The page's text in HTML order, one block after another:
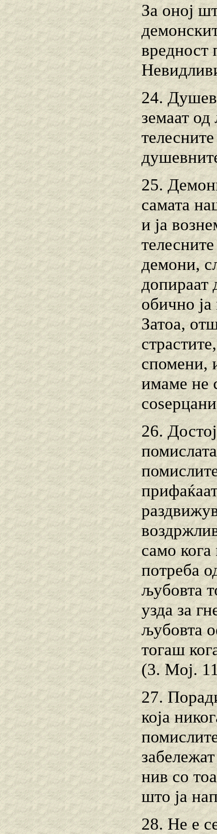
За оној
вредност
24.
земаат
25.
самата
и ја
демони,
допираат
обично
Затоа,
спомени,
имаме не
26.
само
потреба
љубовта
узда за
љубовта
тогаш
(3. Moj.
27.
која
нив со
што ја
28. Не е